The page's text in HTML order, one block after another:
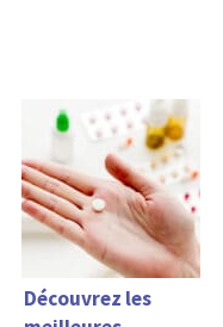
Découvrez les